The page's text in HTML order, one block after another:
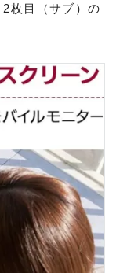
枚目（サブ）の